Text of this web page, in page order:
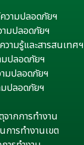
วามปลอดภัยฯ
มปลอดภัยฯ
ามรู้และสารสนเทศฯ
มปลอดภัยฯ
มปลอดภัยฯ
ปลอดภัยฯ
จากการทำงาน
ารทำงานเขต